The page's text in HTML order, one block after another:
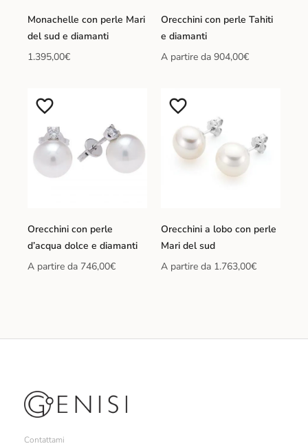
Monachelle con perle Mari
del sud e diamanti
1.395,00€
Orecchini con perle Tahiti
e diamanti
A partire da 904,00€
Orecchini con perle
d’acqua dolce e diamanti
A partire da 746,00€
Orecchini a lobo con perle
Mari del sud
A partire da 1.763,00€
Contattami